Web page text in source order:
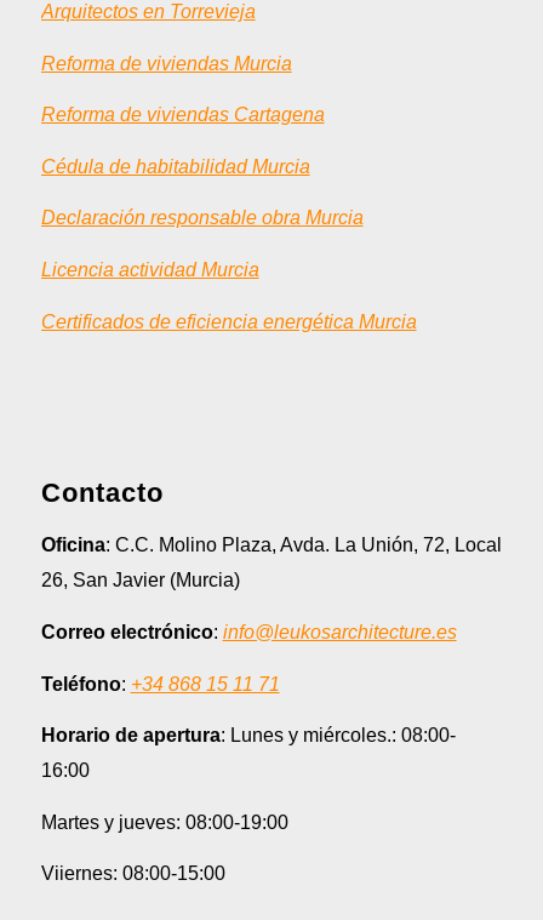
Arquitectos en Torrevieja
Reforma de viviendas Murcia
Reforma de viviendas Cartagena
Cédula de habitabilidad Murcia
Declaración responsable obra Murcia
Licencia actividad Murcia
Certificados de eficiencia energética Murcia
Contacto
Oficina: C.C. Molino Plaza, Avda. La Unión, 72, Local
26, San Javier (Murcia)
Correo electrónico: info@leukosarchitecture.es
Teléfono: +34 868 15 11 71
Horario de apertura: Lunes y miércoles.: 08:00-
16:00
Martes y jueves: 08:00-19:00
Viiernes: 08:00-15:00